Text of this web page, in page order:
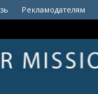
Рекламодателям